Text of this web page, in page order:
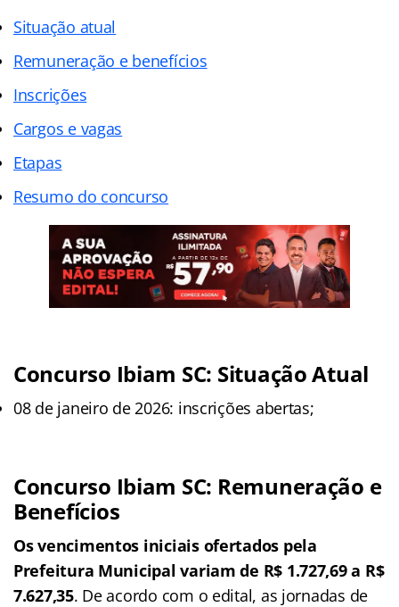
Situação atual
Remuneração e benefícios
Inscrições
Cargos e vagas
Etapas
Resumo do concurso
Concurso Ibiam SC: Situação Atual
08 de janeiro de 2026: inscrições abertas;
Concurso Ibiam SC: Remuneração e
Benefícios
Os vencimentos iniciais ofertados pela
Prefeitura Municipal variam de R$ 1.727,69 a R$
7.627,35. De acordo com o edital, as jornadas de